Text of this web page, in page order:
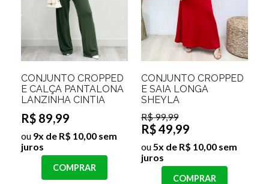
CONJUNTO CROPPED
E CALÇA PANTALONA
LANZINHA CINTIA
R$ 89,99
ou 9x de R$ 10,00 sem
juros
COMPRAR
CONJUNTO CROPPED
E SAIA LONGA
SHEYLA
R$ 99,99
R$ 49,99
ou5x de R$ 10,00 sem
juros
COMPRAR